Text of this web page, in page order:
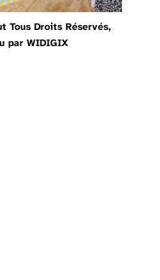
Tous Droits Réservés,
par WIDIGIX